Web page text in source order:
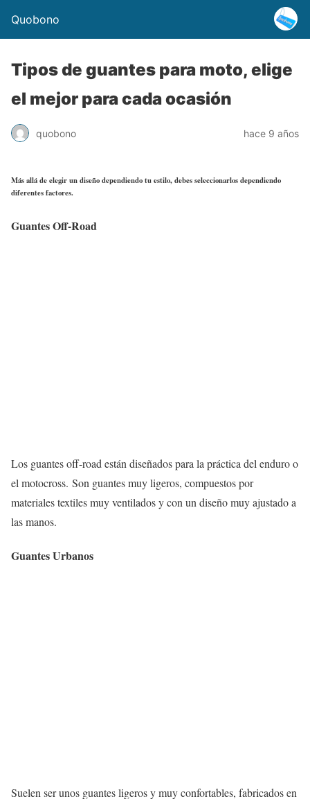
Quobono
Tipos de guantes para moto, elige
el mejor para cada ocasión
quobono hace 9 años
Más allá de elegir un diseño dependiendo tu estilo, debes seleccionarlos dependiendo
diferentes factores.
Guantes Off-Road
Los guantes off-road están diseñados para la práctica del enduro o
el motocross. Son guantes muy ligeros, compuestos por
materiales textiles muy ventilados y con un diseño muy ajustado a
las manos.
Guantes Urbanos
Suelen ser unos guantes ligeros y muy confortables, fabricados en